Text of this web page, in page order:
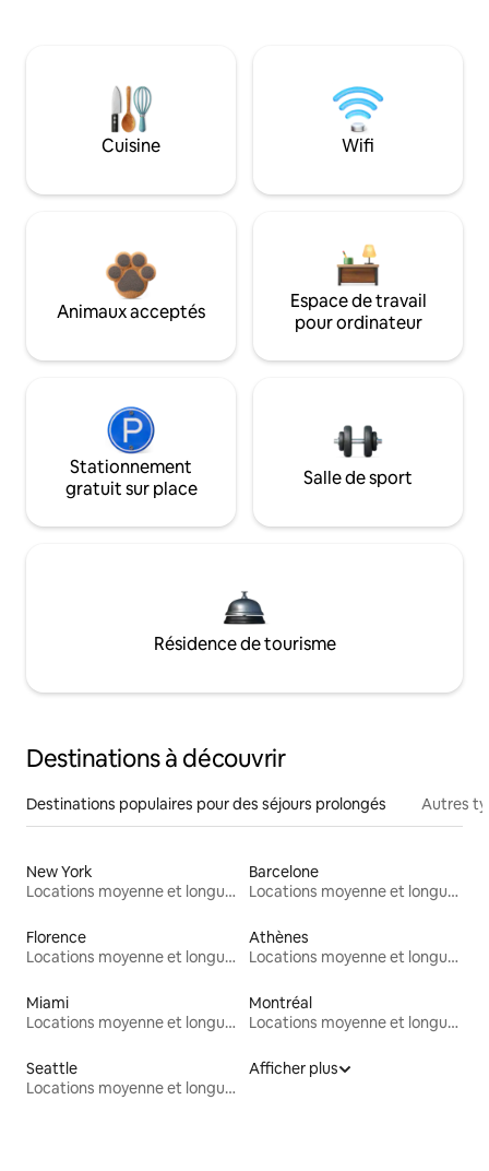
Cuisine Wifi
Animaux acceptés
Espace de travail
pour ordinateur
Stationnement
gratuit sur place
Salle de sport
Résidence de tourisme
Destinations à découvrir
Destinations populaires pour des séjours prolongés Autres
New York
Locations moyenne et longue durée
Barcelone
Locations moyenne et longue durée
Florence
Locations moyenne et longue durée
Athènes
Locations moyenne et longue durée
Miami
Locations moyenne et longue durée
Montréal
Locations moyenne et longue durée
Seattle
Locations moyenne et longue durée
Afficher plus